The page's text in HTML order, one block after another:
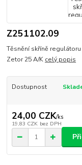
Z251102.09
Těsnění skříně
Zetor 25 A/K celý popis
Dostupnost
24,00 CZK/ks
19,83 CZK bez DPH